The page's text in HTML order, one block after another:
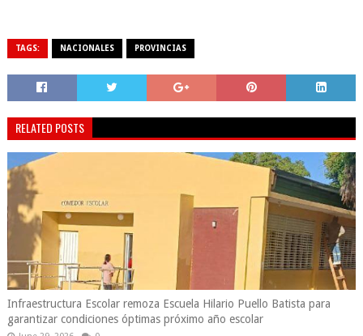
TAGS: NACIONALES PROVINCIAS
RELATED POSTS
Infraestructura Escolar remoza Escuela Hilario Puello Batista para
garantizar condiciones óptimas próximo año escolar